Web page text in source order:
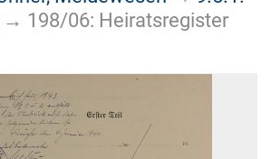
→ 198/06: Heiratsregister